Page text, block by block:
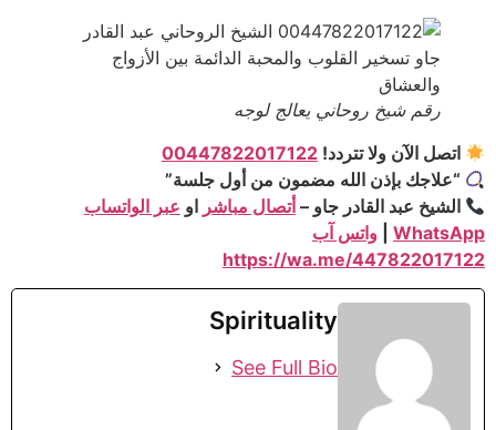
رقم شيخ روحاني يعالج لوجه
اتصل الآن ولا تتردد!00447822017122
“علاجك بإذن الله مضمون من أول جلسة”
الشيخ عبد القادر جاو – أتصال مباشر او عبر الواتساب
WhatsApp
واتس آب
https://wa.me/447822017122
Spirituality
See Full Bio